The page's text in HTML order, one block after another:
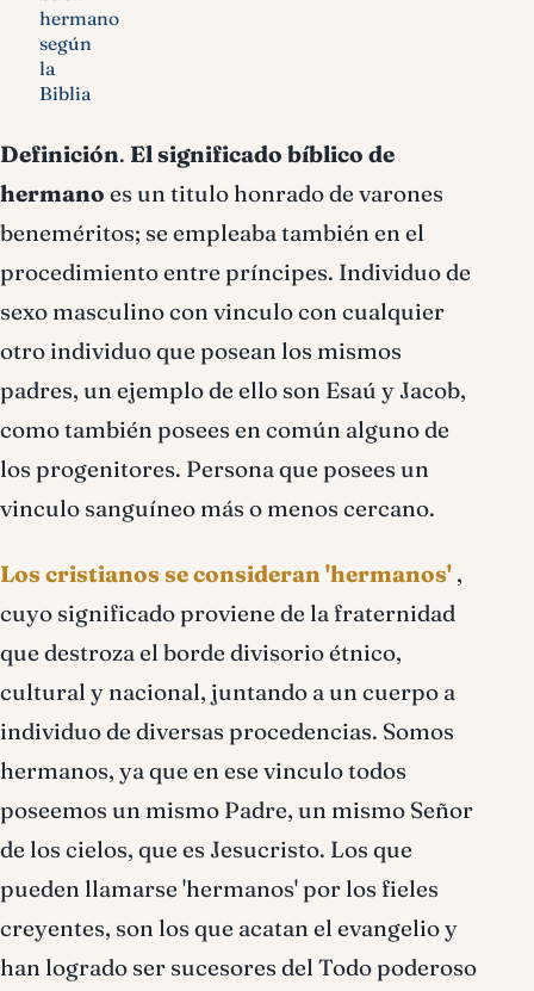
hermano
según
la
Biblia
Definición. Elsignificado bíblico de
hermano es un titulo honrado de varones
beneméritos; se empleaba también en el
procedimiento entre príncipes. Individuo de
sexo masculino con vinculo con cualquier
otro individuo que posean los mismos
padres, un ejemplo de ello son Esaú y Jacob,
como también posees en común alguno de
los progenitores. Persona que posees un
vinculo sanguíneo más o menos cercano.
Los cristianos se consideran 'hermanos' ,
cuyo significado proviene de la fraternidad
que destroza el borde divisorio étnico,
cultural y nacional, juntando a un cuerpo a
individuo de diversas procedencias. Somos
hermanos, ya que en ese vinculo todos
poseemos un mismo Padre, un mismo Señor
de los cielos, que es Jesucristo. Los que
pueden llamarse 'hermanos' por los fieles
creyentes, son los que acatan el evangelio y
han logrado ser sucesores del Todo poderoso